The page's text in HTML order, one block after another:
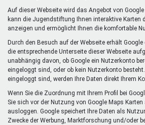
Auf dieser Webseite wird das Angebot von
kann die Jugendstiftung Ihnen interaktive Karten
anzeigen und ermöglicht Ihnen die komfortable
Durch den Besuch auf der Webseite erhält
die entsprechende Unterseite dieser Webseite
unabhängig davon, ob Google ein Nutzerkonto
eingeloggt sind, oder ob kein Nutzerkonto
eingeloggt sind, werden Ihre Daten direkt Ihrem
Wenn Sie die Zuordnung mit Ihrem Profil bei
Sie sich vor der Nutzung von Google Maps
ausloggen. Google speichert Ihre Daten als
Zwecke der Werbung, Marktforschung und/oder